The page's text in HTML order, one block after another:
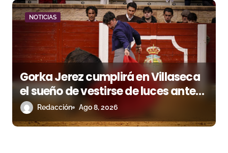
d
a
s
NOTICIAS
Gorka Jerez cumplirá en Villaseca
el sueño de vestirse de luces ante
los suyos
Redacción Ago 8, 2026